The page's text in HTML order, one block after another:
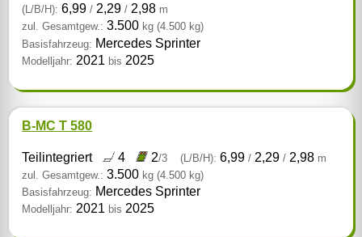
(L/B/H): 6,99/ 2,29/ 2,98 m
zul. Gesamtgew.: 3.500 kg (4.500 kg)
Basisfahrzeug: Mercedes Sprinter
Modelljahr: 2021 bis 2025
B-MC T 580
Teilintegriert 4 2/3 (L/B/H): 6,99/ 2,29/ 2,98 m
zul. Gesamtgew.: 3.500 kg (4.500 kg)
Basisfahrzeug: Mercedes Sprinter
Modelljahr: 2021 bis 2025